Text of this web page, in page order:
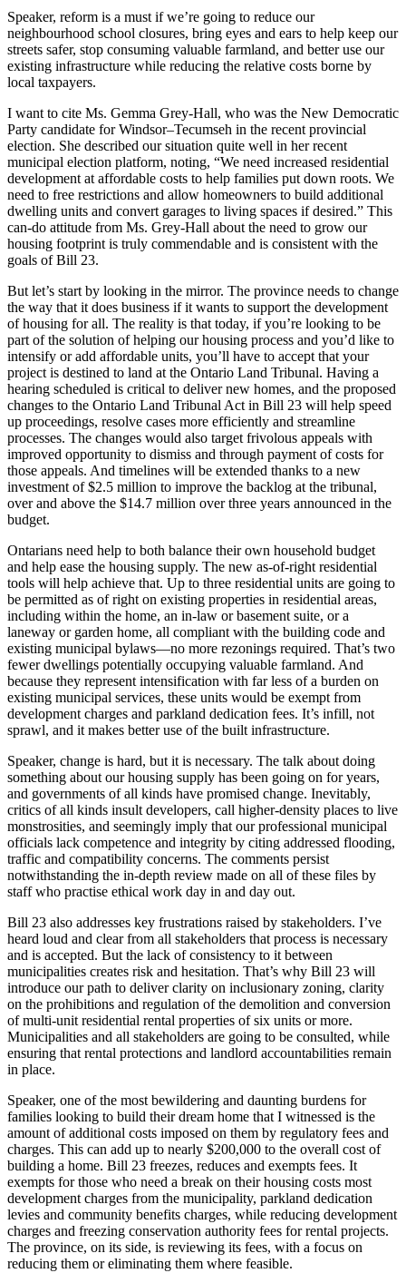
Speaker, reform is a must if we’re going to reduce our
neighbourhood school closures, bring eyes and ears to help keep our
streets safer, stop consuming valuable farmland, and better use our
existing infrastructure while reducing the relative costs borne by
local taxpayers.
I want to cite Ms. Gemma Grey-Hall, who was the New Democratic
Party candidate for Windsor–Tecumseh in the recent provincial
election. She described our situation quite well in her recent
municipal election platform, noting, “We need increased residential
development at affordable costs to help families put down roots. We
need to free restrictions and allow homeowners to build additional
dwelling units and convert garages to living spaces if desired.” This
can-do attitude from Ms. Grey-Hall about the need to grow our
housing footprint is truly commendable and is consistent with the
goals of Bill 23.
But let’s start by looking in the mirror. The province needs to change
the way that it does business if it wants to support the development
of housing for all. The reality is that today, if you’re looking to be
part of the solution of helping our housing process and you’d like to
intensify or add affordable units, you’ll have to accept that your
project is destined to land at the Ontario Land Tribunal. Having a
hearing scheduled is critical to deliver new homes, and the proposed
changes to the Ontario Land Tribunal Act in Bill 23 will help speed
up proceedings, resolve cases more efficiently and streamline
processes. The changes would also target frivolous appeals with
improved opportunity to dismiss and through payment of costs for
those appeals. And timelines will be extended thanks to a new
investment of $2.5 million to improve the backlog at the tribunal,
over and above the $14.7 million over three years announced in the
budget.
Ontarians need help to both balance their own household budget
and help ease the housing supply. The new as-of-right residential
tools will help achieve that. Up to three residential units are going to
be permitted as of right on existing properties in residential areas,
including within the home, an in-law or basement suite, or a
laneway or garden home, all compliant with the building code and
existing municipal bylaws—no more rezonings required. That’s two
fewer dwellings potentially occupying valuable farmland. And
because they represent intensification with far less of a burden on
existing municipal services, these units would be exempt from
development charges and parkland dedication fees. It’s infill, not
sprawl, and it makes better use of the built infrastructure.
Speaker, change is hard, but it is necessary. The talk about doing
something about our housing supply has been going on for years,
and governments of all kinds have promised change. Inevitably,
critics of all kinds insult developers, call higher-density places to live
monstrosities, and seemingly imply that our professional municipal
officials lack competence and integrity by citing addressed flooding,
traffic and compatibility concerns. The comments persist
notwithstanding the in-depth review made on all of these files by
staff who practise ethical work day in and day out.
Bill 23 also addresses key frustrations raised by stakeholders. I’ve
heard loud and clear from all stakeholders that process is necessary
and is accepted. But the lack of consistency to it between
municipalities creates risk and hesitation. That’s why Bill 23 will
introduce our path to deliver clarity on inclusionary zoning, clarity
on the prohibitions and regulation of the demolition and conversion
of multi-unit residential rental properties of six units or more.
Municipalities and all stakeholders are going to be consulted, while
ensuring that rental protections and landlord accountabilities remain
in place.
Speaker, one of the most bewildering and daunting burdens for
families looking to build their dream home that I witnessed is the
amount of additional costs imposed on them by regulatory fees and
charges. This can add up to nearly $200,000 to the overall cost of
building a home. Bill 23 freezes, reduces and exempts fees. It
exempts for those who need a break on their housing costs most
development charges from the municipality, parkland dedication
levies and community benefits charges, while reducing development
charges and freezing conservation authority fees for rental projects.
The province, on its side, is reviewing its fees, with a focus on
reducing them or eliminating them where feasible.